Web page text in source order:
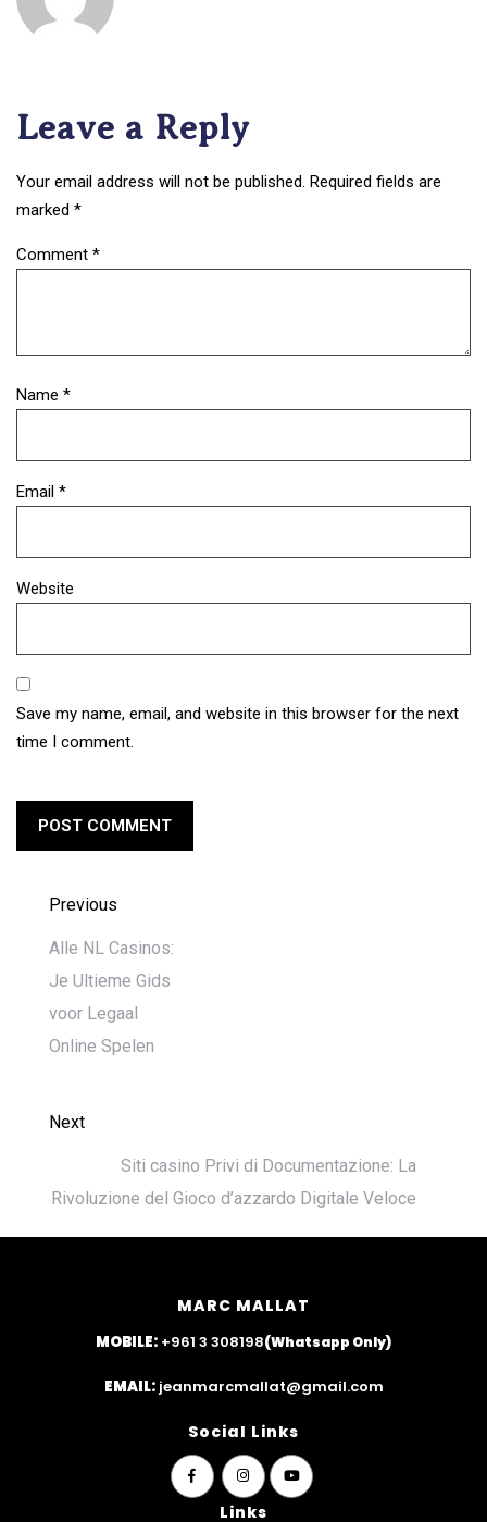
Leave a Reply
Your email address will not be published. Required fields are
marked *
Comment *
Name *
Email *
Website
Save my name, email, and website in this browser for the next
time I comment.
Previous
Alle NL Casinos:
Je Ultieme Gids
voor Legaal
Online Spelen
Next
Siti casino Privi di Documentazione: La
Rivoluzione del Gioco d’azzardo Digitale Veloce
MARC MALLAT
MOBILE: +961 3 308198(Whatsapp Only)
EMAIL: jeanmarcmallat@gmail.com
Social Links
widget
social
widget
social
Links